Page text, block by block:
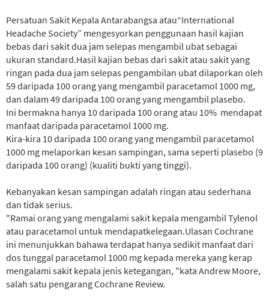
Persatuan Sakit Kepala Antarabangsa atau“International
Headache Society” mengesyorkan penggunaan hasil kajian
bebas dari sakit dua jam selepas mengambil ubat sebagai
ukuran standard.Hasil kajian bebas dari sakit atau sakit yang
ringan pada dua jam selepas pengambilan ubat dilaporkan oleh
59 daripada 100 orang yang mengambil paracetamol 1000 mg,
dan dalam 49 daripada 100 orang yang mengambil plasebo.
Ini bermakna hanya 10 daripada 100 orang atau 10% mendapat
manfaat daripada paracetamol 1000 mg.
Kira-kira 10 daripada 100 orang yang mengambil paracetamol
1000 mg melaporkan kesan sampingan, sama seperti plasebo (9
daripada 100 orang) (kualiti bukti yang tinggi).
Kebanyakan kesan sampingan adalah ringan atau sederhana
dan tidak serius.
"Ramai orang yang mengalami sakit kepala mengambil Tylenol
atau paracetamol untuk mendapatkelegaan.Ulasan Cochrane
ini menunjukkan bahawa terdapat hanya sedikit manfaat dari
dos tunggal paracetamol 1000 mg kepada mereka yang kerap
mengalami sakit kepala jenis ketegangan, "kata Andrew Moore,
salah satu pengarang Cochrane Review.